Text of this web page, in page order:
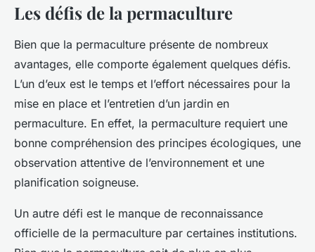
Les défis de la permaculture
Bien que la permaculture présente de nombreux
avantages, elle comporte également quelques défis.
L’un d’eux est le temps et l’effort nécessaires pour la
mise en place et l’entretien d’un jardin en
permaculture. En effet, la permaculture requiert une
bonne compréhension des principes écologiques, une
observation attentive de l’environnement et une
planification soigneuse.
Un autre défi est le manque de reconnaissance
officielle de la permaculture par certaines institutions.